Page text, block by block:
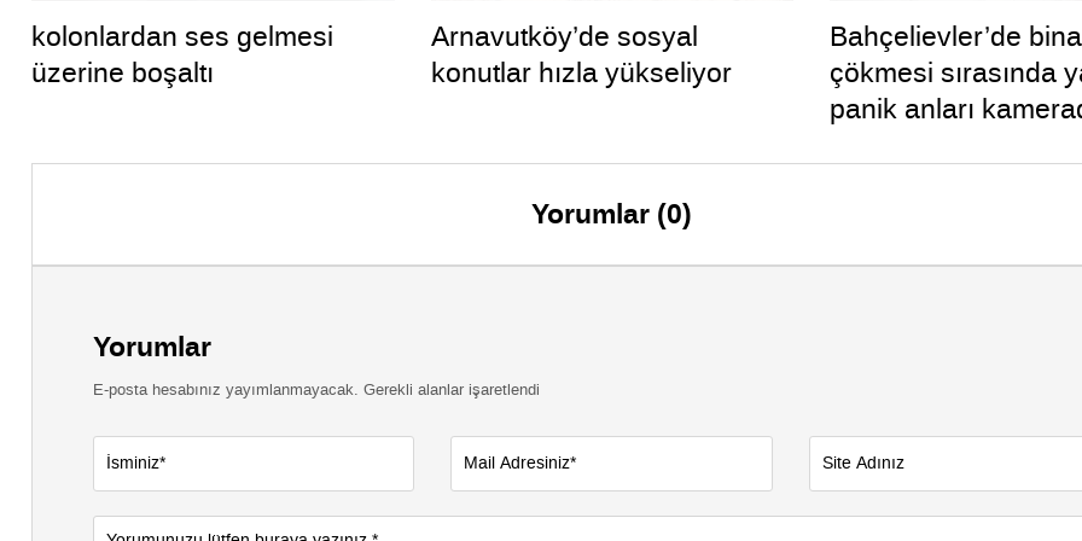
kolonlardan ses gelmesi
üzerine boşaltı
Arnavutköy’de sosyal
konutlar hızla yükseliyor
Bahçelievler’de
çökmesi sırasında
panik anları
Yorumlar (0)
Yorumlar
E-posta hesabınız yayımlanmayacak. Gerekli alanlar işaretlendi